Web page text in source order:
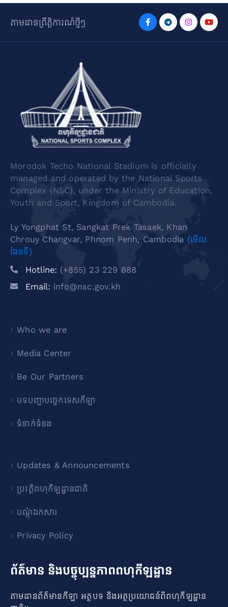
តាមដានព្រឹត្តិការណ៍ថ្មីៗ
Morodok Techo National Stadium is officially
managed and operated by the National Sports
Complex (NSC), under the Ministry of Education,
Youth and Sport, Kingdom of Cambodia.
Ly Yongphat St, Sangkat Prek Tasaek, Khan
Chrouy Changvar, Phnom Penh, Cambodia (មើល
ផែនទី)
Hotline: (+855) 23 229 888
Email: info@nsc.gov.kh
Who we are
Media Center
Be Our Partners
បទបញ្ជាបច្ចេកទេសកីឡា
ទំនាក់ទំនង
Updates & Announcements
ប្រវត្តិពហុកីឡដ្ឋានជាតិ
បណ្ដុំឯកសារ
Privacy Policy
ព័ត៌មាន និងបច្ចុប្បន្នភាពពហុកីឡដ្ឋាន
តាមដានព័ត៌មានកីឡា អត្ថបទ និងអត្ថប្រយោជន៍ពីពហុកីឡដ្ឋាន